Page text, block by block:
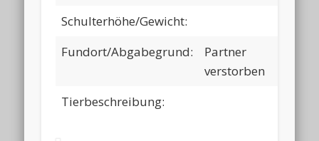
Schulterhöhe/Gewicht:
Fundort/Abgabegrund:
Partner
verstorben
Tierbeschreibung: